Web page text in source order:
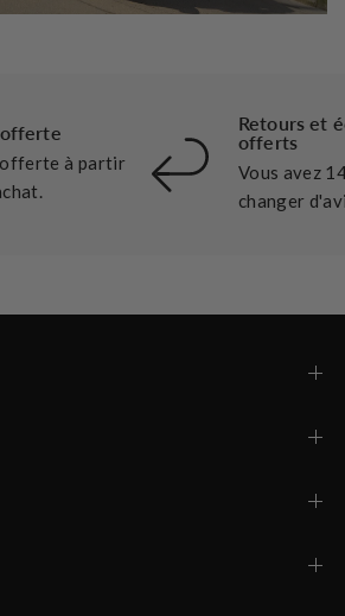
à partir
Retours et
offerts
Vous avez
changer